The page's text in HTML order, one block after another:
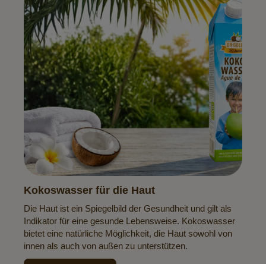
Kokoswasser für die Haut
Die Haut ist ein Spiegelbild der Gesundheit und gilt als
Indikator für eine gesunde Lebensweise. Kokoswasser
bietet eine natürliche Möglichkeit, die Haut sowohl von
innen als auch von außen zu unterstützen.